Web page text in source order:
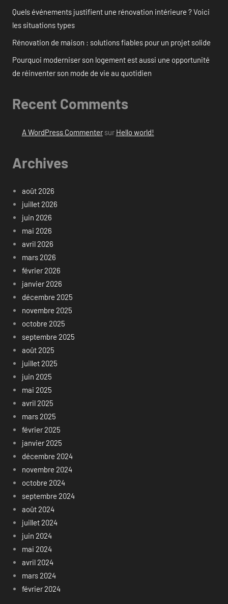
Quels événements justifient une rénovation intérieure ? Voici
les situations types
Rénovation de maison : solutions fiables pour un projet solide
Pourquoi moderniser son logement est aussi une opportunité
de réinventer son mode de vie au quotidien
Recent Comments
A WordPress Commentersur Hello world!
Archives
août 2026
juillet 2026
juin 2026
mai 2026
avril 2026
mars 2026
février 2026
janvier 2026
décembre 2025
novembre 2025
octobre 2025
septembre 2025
août 2025
juillet 2025
juin 2025
mai 2025
avril 2025
mars 2025
février 2025
janvier 2025
décembre 2024
novembre 2024
octobre 2024
septembre 2024
août 2024
juillet 2024
juin 2024
mai 2024
avril 2024
mars 2024
février 2024